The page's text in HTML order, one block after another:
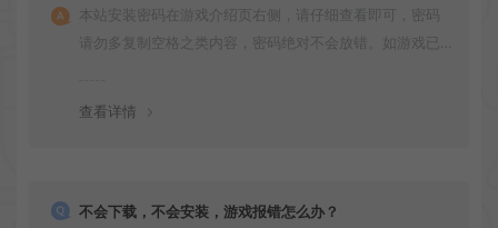
本站安装密码在游戏介绍页右侧，请仔细查看即可，密码
请勿多复制空格之类内容，密码绝对不会放错。如游戏已
查看详情
不会下载，不会安装，游戏报错怎么办？